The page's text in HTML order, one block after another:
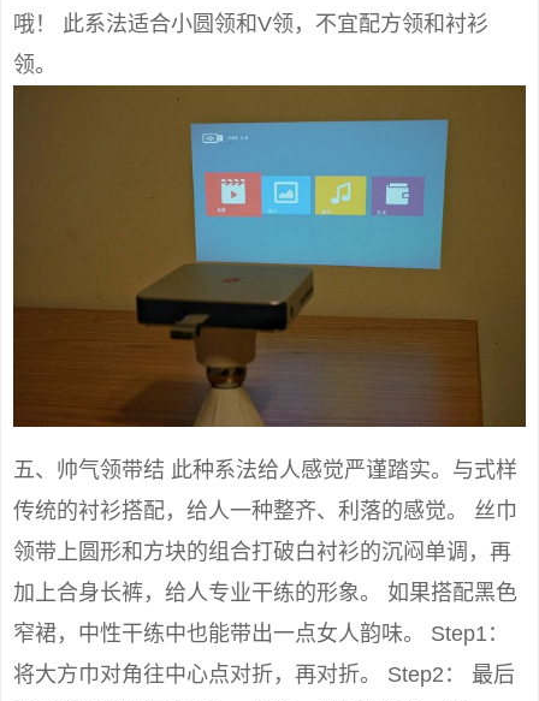
哦！ 此系法适合小圆领和V领，不宜配方领和衬衫
领。
五、帅气领带结 此种系法给人感觉严谨踏实。与式样
传统的衬衫搭配，给人一种整齐、利落的感觉。 丝巾
领带上圆形和方块的组合打破白衬衫的沉闷单调，再
加上合身长裤，给人专业干练的形象。 如果搭配黑色
窄裙，中性干练中也能带出一点女人韵味。 Step1：
将大方巾对角往中心点对折，再对折。 Step2： 最后